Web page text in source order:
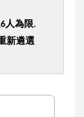
6人為限.
新遴選